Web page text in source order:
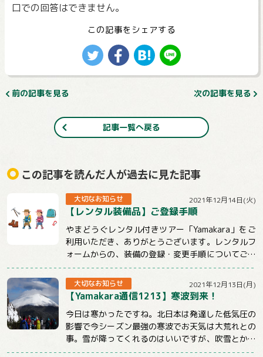
口での回答はできません。
この記事をシェアする
前の記事を見る 次の記事を見る
記事一覧へ戻る
この記事を読んだ人が過去に見た記事
大切なお知らせ 2021年12月14日(火)
【レンタル装備品】ご登録手順
やまどうぐレンタル付きツアー「Yamakara」をご
利用いただき、ありがとうございます。レンタルフ
ォームからの、装備の登録・変更手順についてご説
明させていただきます。【注意事項】★ツ...
大切なお知らせ 2021年12月13日(月)
【Yamakara通信1213】寒波到来！
今日は寒かったですね。北日本は発達した低気圧の
影響で今シーズン最強の寒波でお天気は大荒れとの
事。雪が降ってくれるのはいいですが、吹雪とかは
ちょっと。。。明日からも冷えるようですので山...